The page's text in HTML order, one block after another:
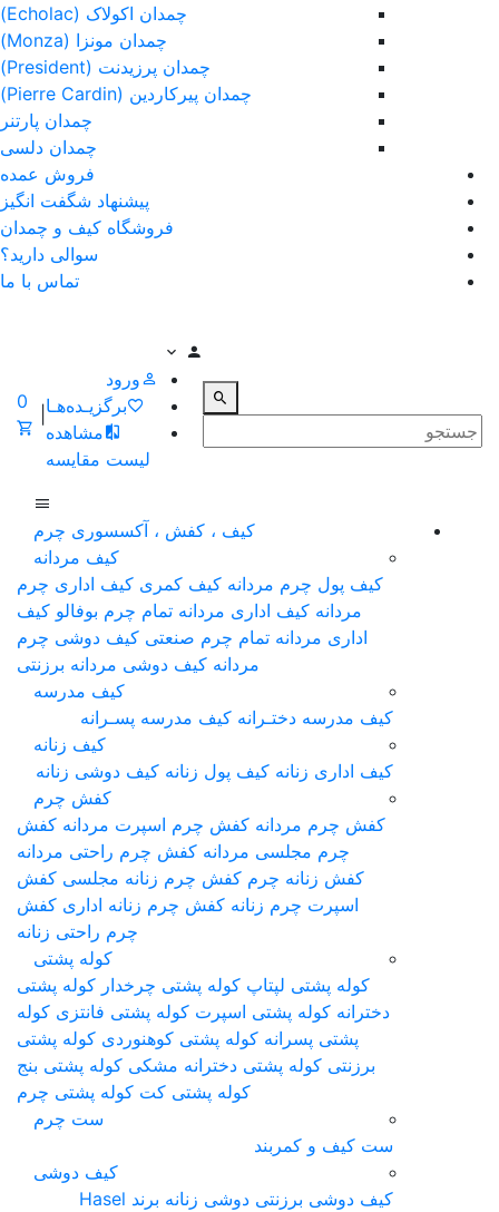
چمدان اکولاک (Echolac)
چمدان مونزا (Monza)
چمدان پرزیدنت (President)
چمدان پیرکاردین (Pierre Cardin)
چمدان پارتنر
چمدان دلسی
فروش عمده
پیشنهاد شگفت انگیز
فروشگاه کیف و چمدان
سوالی دارید؟
تماس با ما
ورود
برگزیـده‌هـا
مشاهده
لیست مقایسه
0
کیف ، کفش ، آکسسوری چرم
کیف مردانه
کیف پول چرم مردانه کیف کمری کیف اداری چرم
مردانه کیف اداری مردانه تمام چرم بوفالو کیف
اداری مردانه تمام چرم صنعتی کیف دوشی چرم
مردانه کیف دوشی مردانه برزنتی
کیف مدرسه
کیف مدرسه دختـرانه کیف مدرسه پسـرانه
کیف زنانه
کیف اداری زنانه کیف پول زنانه کیف دوشی زنانه
کفش چرم
کفش چرم مردانه کفش چرم اسپرت مردانه کفش
چرم مجلسی مردانه کفش چرم راحتی مردانه
کفش زنانه چرم کفش چرم زنانه مجلسی کفش
اسپرت چرم زنانه کفش چرم زنانه اداری کفش
چرم راحتی زنانه
کوله پشتی
کوله پشتی لپتاپ کوله پشتی چرخدار کوله پشتی
دخترانه کوله پشتی اسپرت کوله پشتی فانتزی کوله
پشتی پسرانه کوله پشتی کوهنوردی کوله پشتی
برزنتی کوله پشتی دخترانه مشکی کوله پشتی بنج
کوله پشتی کت کوله پشتی چرم
ست چرم
ست کیف و کمربند
کیف دوشی
کیف دوشی برزنتی دوشی زنانه برند Hasel